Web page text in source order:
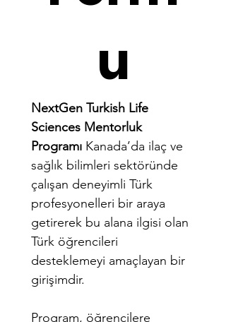
u
NextGen Turkish Life
Sciences Mentorluk
Programı Kanada’da ilaç ve
sağlık bilimleri sektöründe
çalışan deneyimli Türk
profesyonelleri bir araya
getirerek bu alana ilgisi olan
Türk öğrencileri
desteklemeyi amaçlayan bir
girişimdir.
Program, öğrencilere